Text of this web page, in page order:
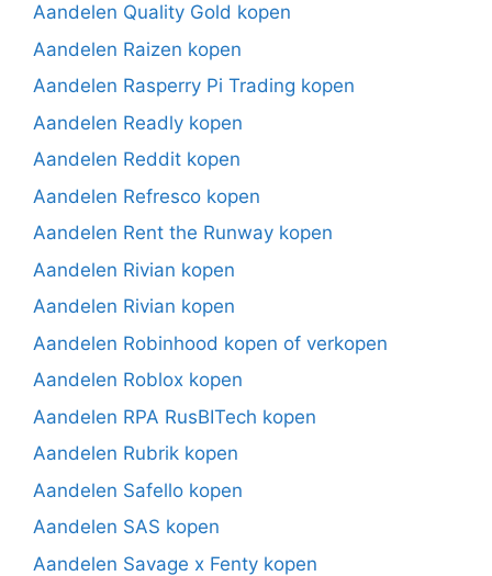
Aandelen Quality Gold kopen
Aandelen Raizen kopen
Aandelen Rasperry Pi Trading kopen
Aandelen Readly kopen
Aandelen Reddit kopen
Aandelen Refresco kopen
Aandelen Rent the Runway kopen
Aandelen Rivian kopen
Aandelen Rivian kopen
Aandelen Robinhood kopen of verkopen
Aandelen Roblox kopen
Aandelen RPA RusBITech kopen
Aandelen Rubrik kopen
Aandelen Safello kopen
Aandelen SAS kopen
Aandelen Savage x Fenty kopen